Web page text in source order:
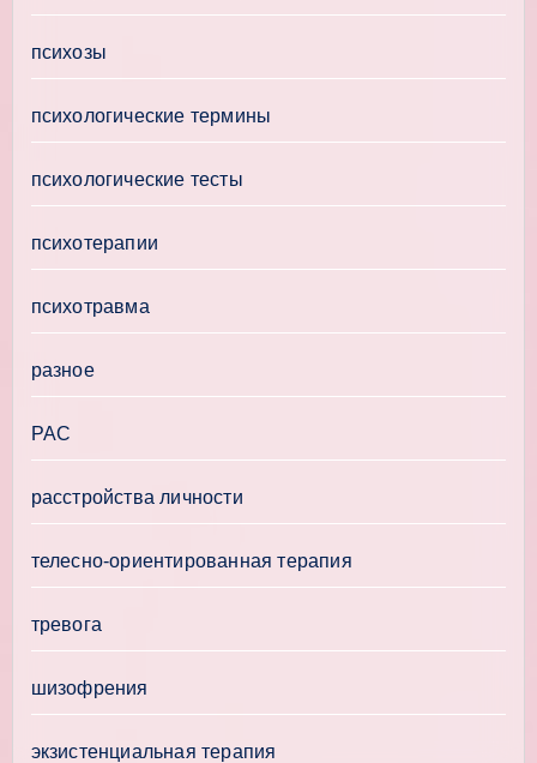
психозы
психологические термины
психологические тесты
психотерапии
психотравма
разное
РАС
расстройства личности
телесно-ориентированная терапия
тревога
шизофрения
экзистенциальная терапия